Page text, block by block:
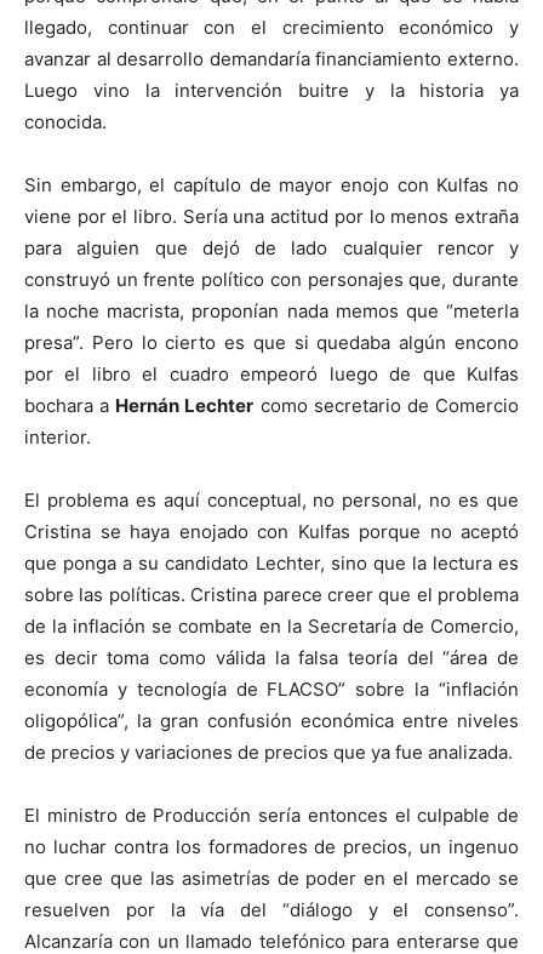
llegado, continuar con el crecimiento económico y
avanzar al desarrollo demandaría financiamiento externo.
Luego vino la intervención buitre y la historia ya
conocida.
Sin embargo, el capítulo de mayor enojo con Kulfas no
viene por el libro. Sería una actitud por lo menos extraña
para alguien que dejó de lado cualquier rencor y
construyó un frente político con personajes que, durante
la noche macrista, proponían nada memos que “meterla
presa”. Pero lo cierto es que si quedaba algún encono
por el libro el cuadro empeoró luego de que Kulfas
bochara a Hernán Lechter como secretario de Comercio
interior.
El problema es aquí conceptual, no personal, no es que
Cristina se haya enojado con Kulfas porque no aceptó
que ponga a su candidato Lechter, sino que la lectura es
sobre las políticas. Cristina parece creer que el problema
de la inflación se combate en la Secretaría de Comercio,
es decir toma como válida la falsa teoría del “área de
economía y tecnología de FLACSO” sobre la “inflación
oligopólica”, la gran confusión económica entre niveles
de precios y variaciones de precios que ya fue analizada.
El ministro de Producción sería entonces el culpable de
no luchar contra los formadores de precios, un ingenuo
que cree que las asimetrías de poder en el mercado se
resuelven por la vía del “diálogo y el consenso”.
Alcanzaría con un llamado telefónico para enterarse que